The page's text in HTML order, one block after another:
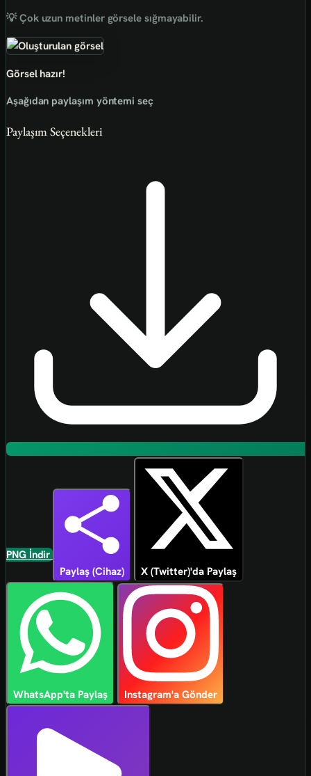
💡 Çok uzun metinler görsele sığmayabilir.
Görsel hazır!
Aşağıdan paylaşım yöntemi seç
Paylaşım Seçenekleri
PNG İndir
Paylaş (Cihaz)
X (Twitter)'da Paylaş
WhatsApp'ta Paylaş Instagram'a Gönder